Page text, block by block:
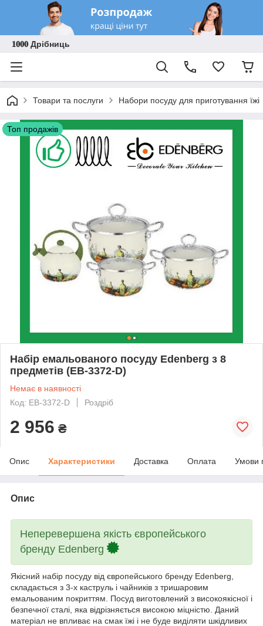
𝟏𝟎𝟎𝟎 Дрібниць
Товари та послуги Набори посуду для приготування їжі
Топ продажів
Набір емальованого посуду Edenberg з 8
предметів (EB-3372-D)
Немає в наявності
Код: EB-3372-D
Роздріб
2 956 ₴
Опис Характеристики Доставка Оплата Умови
Опис
Неперевершена якість європейського
бренду Edenberg
Якісний набір посуду від європейського бренду Edenberg,
складається з 3-х каструль і чайників з тришаровим
емальованим покриттям. Посуд виготовлений з високоякісної і
безпечної сталі, яка відрізняється високою міцністю. Даний
матеріал не впливає на смак їжі і не буде виділяти шкідливих